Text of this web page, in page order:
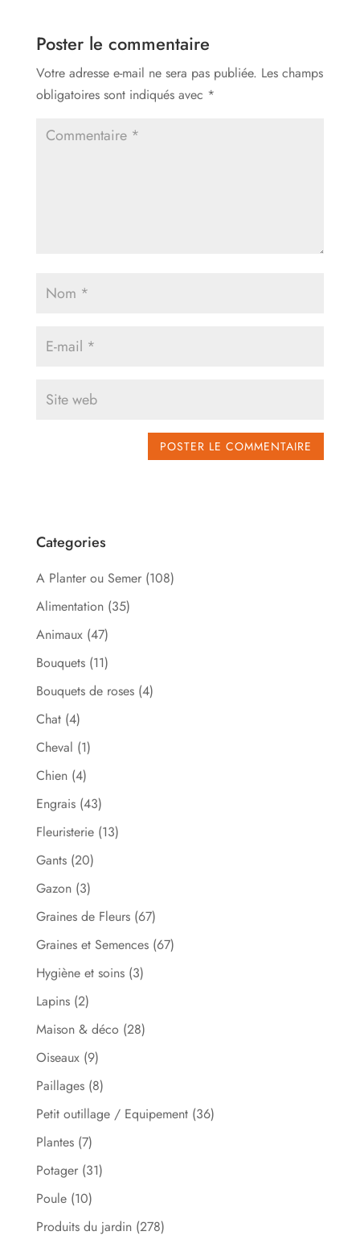
Poster le commentaire
Votre adresse e-mail ne sera pas publiée. Les champs
obligatoires sont indiqués avec *
Categories
A Planter ou Semer (108)
Alimentation (35)
Animaux (47)
Bouquets (11)
Bouquets de roses (4)
Chat (4)
Cheval (1)
Chien (4)
Engrais (43)
Fleuristerie (13)
Gants (20)
Gazon (3)
Graines de Fleurs (67)
Graines et Semences (67)
Hygiène et soins (3)
Lapins (2)
Maison & déco (28)
Oiseaux (9)
Paillages (8)
Petit outillage / Equipement (36)
Plantes (7)
Potager (31)
Poule (10)
Produits du jardin (278)